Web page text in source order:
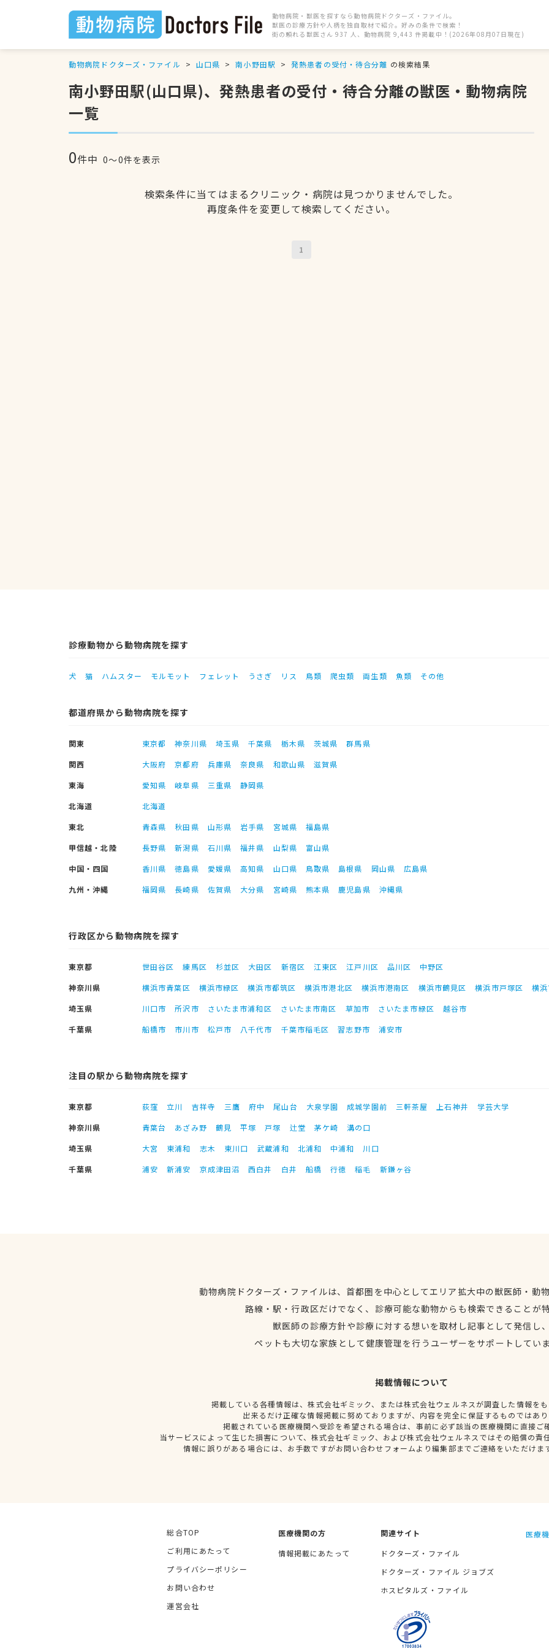
動物病院・獣医を探すなら動物病院ドクターズ・ファイル。
獣医の診療方針や人柄を独自取材で紹介。好みの条件で検索！
街の頼れる獣医さん 937 人、動物病院 9,443 件掲載中！(2026年08月07日現在)
動物病院ドクターズ・ファイル 山口県 南小野田駅 発熱患者の受付・待合分離 の検索結果
南小野田駅(山口県)、発熱患者の受付・待合分離の獣医・動物病院
一覧
0件中 0〜0件を表示
検索条件に当てはまるクリニック・病院は見つかりませんでした。
再度条件を変更して検索してください。
1
診療動物から動物病院を探す
犬 猫 ハムスター モルモット フェレット うさぎ リス 鳥類 爬虫類 両生類 魚類 その他
都道府県から動物病院を探す
関東 東京都 神奈川県 埼玉県 千葉県 栃木県 茨城県
群馬県
関西
大阪府 京都府 兵庫県 奈良県 和歌山県
滋賀県
東海
愛知県 岐阜県 三重県
静岡県
北海道
北海道
東北
青森県 秋田県 山形県 岩手県 宮城県
福島県
甲信越・北陸
長野県 新潟県 石川県 福井県 山梨県
富山県
中国・四国
香川県 徳島県 愛媛県 高知県 山口県 鳥取県 島根県 岡山県
広島県
九州・沖縄
福岡県 長崎県 佐賀県 大分県 宮崎県 熊本県 鹿児島県 沖縄県
行政区から動物病院を探す
東京都 世田谷区 練馬区 杉並区 大田区 新宿区 江東区 江戸川区 品川区
中野区
神奈川県
横浜市青葉区 横浜市緑区 横浜市都筑区 横浜市港北区 横浜市港南区 横浜市鶴見区 横浜市戸塚区
横
埼玉県
川口市 所沢市 さいたま市浦和区 さいたま市南区 草加市 さいたま市緑区
越谷市
千葉県
船橋市 市川市 松戸市 八千代市 千葉市稲毛区 習志野市 浦安市
注目の駅から動物病院を探す
東京都 荻窪 立川 吉祥寺 三鷹 府中 尾山台 大泉学園 成城学園前 三軒茶屋 上石神井
学芸大学
神奈川県
青葉台 あざみ野 鶴見 平塚 戸塚 辻堂 茅ケ崎
溝の口
埼玉県
大宮 東浦和 志木 東川口 武蔵浦和 北浦和 中浦和
川口
千葉県
浦安 新浦安 京成津田沼 西白井 白井 船橋 行徳 稲毛 新鎌ヶ谷
動物病院ドクターズ・ファイルは、首都圏を中心としてエリア拡大中の獣医師・動
路線・駅・行政区だけでなく、診療可能な動物からも検索できることが
獣医師の診療方針や診療に対する想いを取材し記事として発信し
ペットも大切な家族として健康管理を行うユーザーをサポートしてい
掲載情報について
掲載している各種情報は、株式会社ギミック、または株式会社ウェルネスが調査した情報を
出来るだけ正確な情報掲載に努めておりますが、内容を完全に保証するものではあ
掲載されている医療機関へ受診を希望される場合は、事前に必ず該当の医療機関に直接ご
当サービスによって生じた損害について、株式会社ギミック、および株式会社ウェルネスではその賠償の責
情報に誤りがある場合には、お手数ですがお問い合わせフォームより編集部までご連絡をいただけま
総合TOP
ご利用にあたって
プライバシーポリシー
お問い合わせ
運営会社
医療機関の方
情報掲載にあたって
関連サイト
ドクターズ・ファイル
ドクターズ・ファイル ジョブズ
ホスピタルズ・ファイル
医療